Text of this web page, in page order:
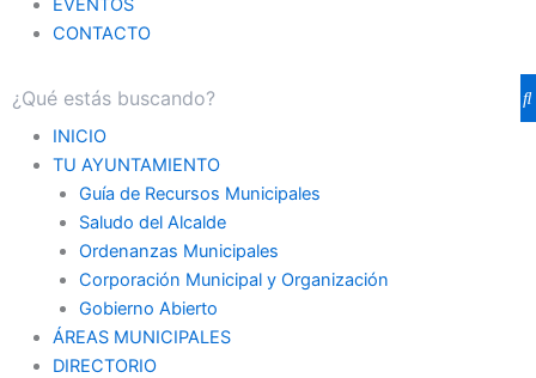
EVENTOS
CONTACTO
INICIO
TU AYUNTAMIENTO
Guía de Recursos Municipales
Saludo del Alcalde
Ordenanzas Municipales
Corporación Municipal y Organización
Gobierno Abierto
ÁREAS MUNICIPALES
DIRECTORIO